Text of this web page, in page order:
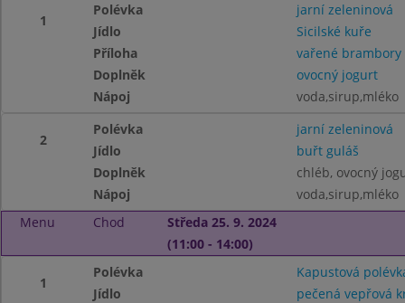
1
Polévka
jarní zeleninová
Jídlo
Sicilské kuře
Příloha
vařené brambory
Doplněk
ovocný jogurt
Nápoj
voda,sirup,mléko
2
Polévka
jarní zeleninová
Jídlo
buřt guláš
Doplněk
chléb, ovocný
Nápoj
voda,sirup,mléko
Menu
Chod
Středa 25. 9. 2024
(11:00 - 14:00)
1
Polévka
Kapustová
Jídlo
pečená vepřová